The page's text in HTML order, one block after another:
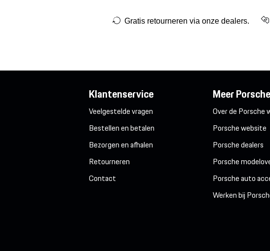
Gratis retourneren via onze dealers.
Klantenservice
Veelgestelde vragen
Bestellen en betalen
Bezorgen en afhalen
Retourneren
Contact
Meer Porsche
Over de Porsche
Porsche website
Porsche dealers
Porsche
Porsche auto
Werken bij